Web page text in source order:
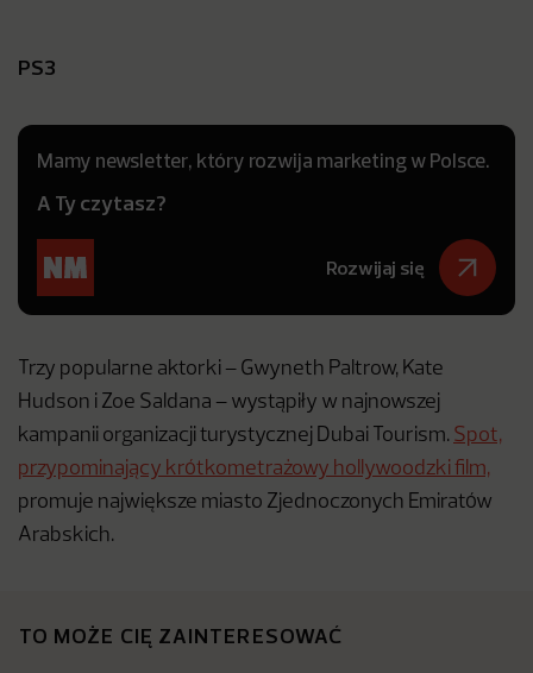
PS3
Mamy newsletter, który rozwija marketing w Polsce.
A Ty czytasz?
Rozwijaj się
Trzy popularne aktorki – Gwyneth Paltrow, Kate
Hudson i Zoe Saldana – wystąpiły w najnowszej
kampanii organizacji turystycznej Dubai Tourism. Spot,
przypominający krótkometrażowy hollywoodzki film,
promuje największe miasto Zjednoczonych Emiratów
Arabskich.
TO MOŻE CIĘ ZAINTERESOWAĆ